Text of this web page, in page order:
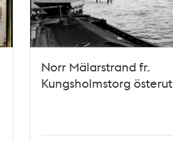
Norr Mälarstrand fr.
Kungsholmstorg österut